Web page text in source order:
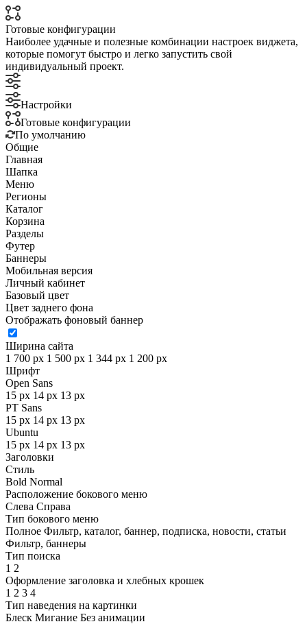
Готовые конфигурации
Наиболее удачные и полезные комбинации настроек виджета,
которые помогут быстро и легко запустить свой
индивидуальный проект.
Настройки
Готовые конфигурации
По умолчанию
Общие
Главная
Шапка
Меню
Регионы
Каталог
Корзина
Разделы
Футер
Баннеры
Мобильная версия
Личный кабинет
Базовый цвет
Цвет заднего фона
Отображать фоновый баннер
Ширина сайта
1 700 px 1 500 px 1 344 px 1 200 px
Шрифт
Open Sans
15 px 14 px 13 px
PT Sans
15 px 14 px 13 px
Ubuntu
15 px 14 px 13 px
Заголовки
Стиль
Bold Normal
Расположение бокового меню
Слева Справа
Тип бокового меню
Полное Фильтр, каталог, баннер, подписка, новости, статьи
Фильтр, баннеры
Тип поиска
1 2
Оформление заголовка и хлебных крошек
1 2 3 4
Тип наведения на картинки
Блеск Мигание Без анимации